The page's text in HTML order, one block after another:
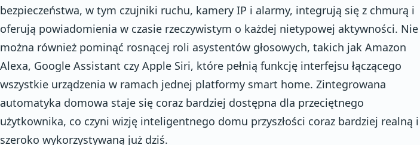
bezpieczeństwa, w tym czujniki ruchu, kamery IP i alarmy, integrują się z chmurą i
oferują powiadomienia w czasie rzeczywistym o każdej nietypowej aktywności. Nie
można również pominąć rosnącej roli asystentów głosowych, takich jak Amazon
Alexa, Google Assistant czy Apple Siri, które pełnią funkcję interfejsu łączącego
wszystkie urządzenia w ramach jednej platformy smart home. Zintegrowana
automatyka domowa staje się coraz bardziej dostępna dla przeciętnego
użytkownika, co czyni wizję inteligentnego domu przyszłości coraz bardziej realną i
szeroko wykorzystywaną już dziś.